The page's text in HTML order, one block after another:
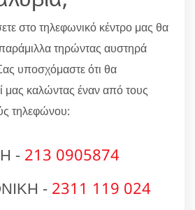
στο τηλεφωνικό κέντρο μας θα
τηρώντας αυστηρά
υποσχόμαστε ότι θα
μας καλώντας έναν από τους
τηλεφώνου:
- 213 0905874
- 2311 119 024